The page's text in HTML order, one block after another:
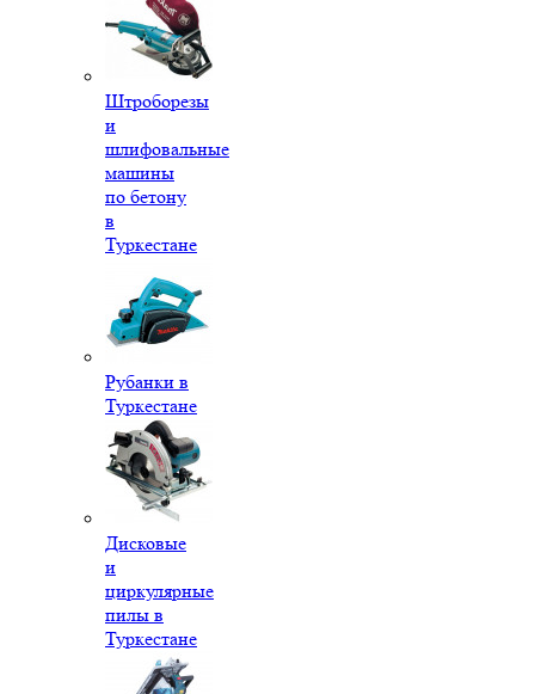
Штроборезы
и
шлифовальные
машины
по бетону
в
Туркестане
Рубанки в
Туркестане
Дисковые
и
циркулярные
пилы в
Туркестане